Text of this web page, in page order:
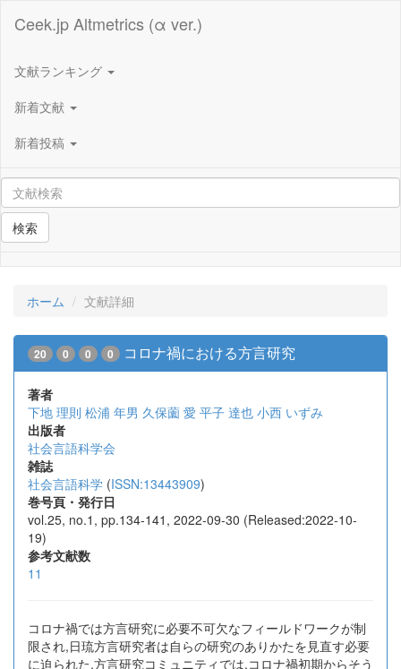
Ceek.jp Altmetrics (α ver.)
文献ランキング
新着文献
新着投稿
検索
ホーム 文献詳細
20 0 0 0 コロナ禍における方言研究
著者
下地 理則 松浦 年男 久保薗 愛 平子 達也 小西 いずみ
出版者
社会言語科学会
雑誌
社会言語科学 (ISSN:13443909)
巻号頁・発行日
vol.25, no.1, pp.134-141, 2022-09-30 (Released:2022-10-
19)
参考文献数
11
コロナ禍では方言研究に必要不可欠なフィールドワークが制
限され,日琉方言研究者は自らの研究のありかたを見直す必要
に迫られた.方言研究コミュニティでは,コロナ禍初期からそう